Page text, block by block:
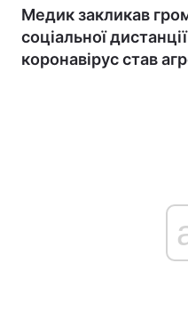
Медик закликав
соціальної
коронавірус став